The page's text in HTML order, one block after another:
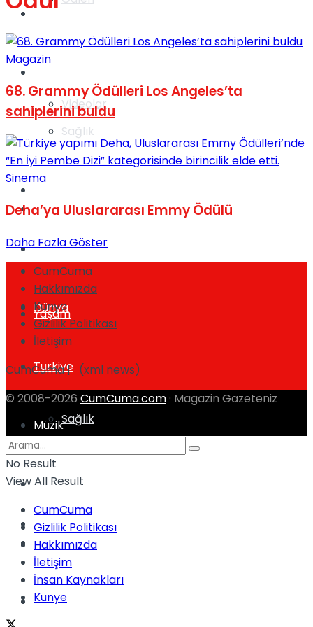
Videolar
Gündem
Yaşam
Sağlık
TV
Gündem
Sağlık
Kadınca
Dünya
Türkiye
Müzik
Sinema
Tatil
Spor
Magazin
68. Grammy Ödülleri Los Angeles’ta
sahiplerini buldu
Sinema
Deha’ya Uluslararası Emmy Ödülü
Daha Fazla Göster
CumCuma
Hakkımızda
Künye
Gizlilik Politikası
İletişim
CumCuma | (xml news)
© 2008-2026 CumCuma.com · Magazin Gazeteniz
No Result
View All Result
CumCuma
Gizlilik Politikası
Hakkımızda
İletişim
İnsan Kaynakları
Künye